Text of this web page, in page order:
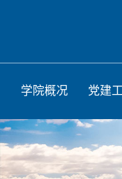
学院概况 党建